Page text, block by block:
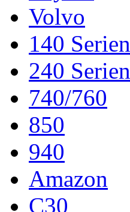
Volvo
140 Serien
240 Serien
740/760
850
940
Amazon
C30